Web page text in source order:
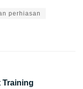
perhiasan
Training